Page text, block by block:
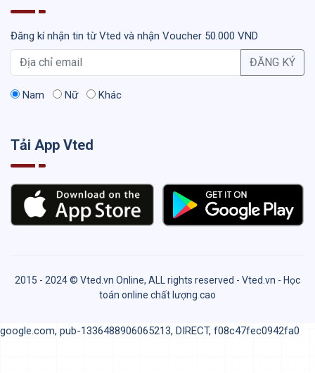
Đăng kí nhận tin từ Vted và nhận Voucher 50.000 VND
ĐĂNG KÝ
Nam Nữ Khác
Tải App Vted
2015 - 2024 © Vted.vn Online, ALL rights reserved - Vted.vn - Học
toán online chất lượng cao
google.com, pub-1336488906065213, DIRECT, f08c47fec0942fa0